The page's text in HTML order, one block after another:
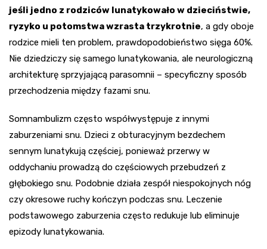
jeśli jedno z rodziców lunatykowało w dzieciństwie,
ryzyko u potomstwa wzrasta trzykrotnie, a gdy oboje
rodzice mieli ten problem, prawdopodobieństwo sięga 60%.
Nie dziedziczy się samego lunatykowania, ale neurologiczną
architekturę sprzyjającą parasomnii – specyficzny sposób
przechodzenia między fazami snu.
Somnambulizm często współwystępuje z innymi
zaburzeniami snu. Dzieci z obturacyjnym bezdechem
sennym lunatykują częściej, ponieważ przerwy w
oddychaniu prowadzą do częściowych przebudzeń z
głębokiego snu. Podobnie działa zespół niespokojnych nóg
czy okresowe ruchy kończyn podczas snu. Leczenie
podstawowego zaburzenia często redukuje lub eliminuje
epizody lunatykowania.